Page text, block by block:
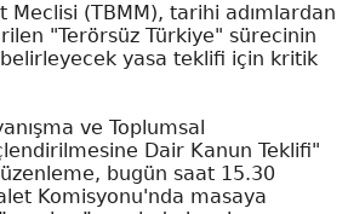
Meclisi (TBMM), tarihi adımlardan
"Terörsüz Türkiye" sürecinin
yasa teklifi için kritik
ve Toplumsal
Dair Kanun Teklifi"
bugün saat 15.30
Komisyonu'nda masaya